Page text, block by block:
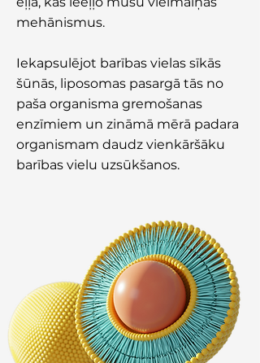
mehānismus.
Iekapsulējot barības vielas sīkās
šūnās, liposomas pasargā tās no
paša organisma gremošanas
enzīmiem un zināmā mērā padara
organismam daudz vienkāršāku
barības vielu uzsūkšanos.